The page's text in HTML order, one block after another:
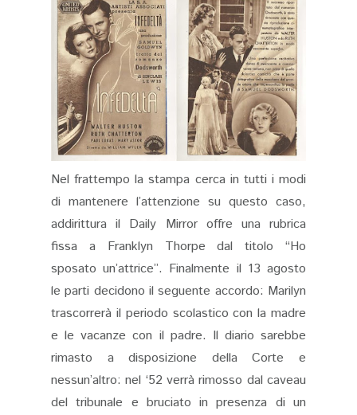
Nel frattempo la stampa cerca in tutti i modi
di mantenere l’attenzione su questo caso,
addirittura il Daily Mirror offre una rubrica
fissa a Franklyn Thorpe dal titolo “Ho
sposato un’attrice”. Finalmente il 13 agosto
le parti decidono il seguente accordo: Marilyn
trascorrerà il periodo scolastico con la madre
e le vacanze con il padre. Il diario sarebbe
rimasto a disposizione della Corte e
nessun’altro: nel ‘52 verrà rimosso dal caveau
del tribunale e bruciato in presenza di un